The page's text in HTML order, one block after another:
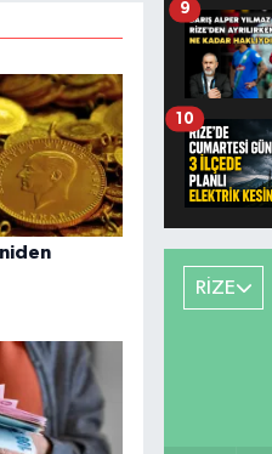
9
10
RİZE